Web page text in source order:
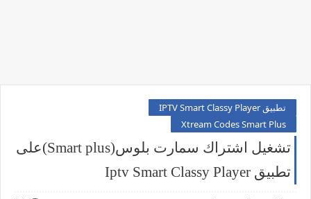
تطبيق IPTV Smart Classy Player
Xtream Codes Smart Plus
تشغيل اشتراك سمارت بلوس(Smart plus)على
تطبيق Iptv Smart Classy Player